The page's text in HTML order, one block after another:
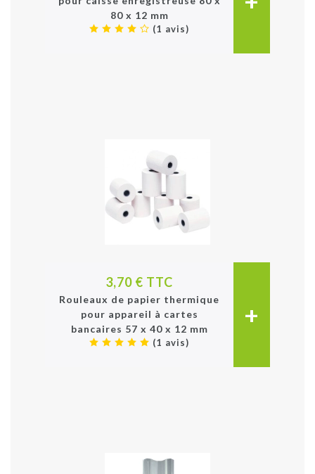
80 x 12 mm
(1 avis)
3,70 € TTC
Rouleaux de papier thermique
pour appareil à cartes
bancaires 57 x 40 x 12 mm
(1 avis)
+